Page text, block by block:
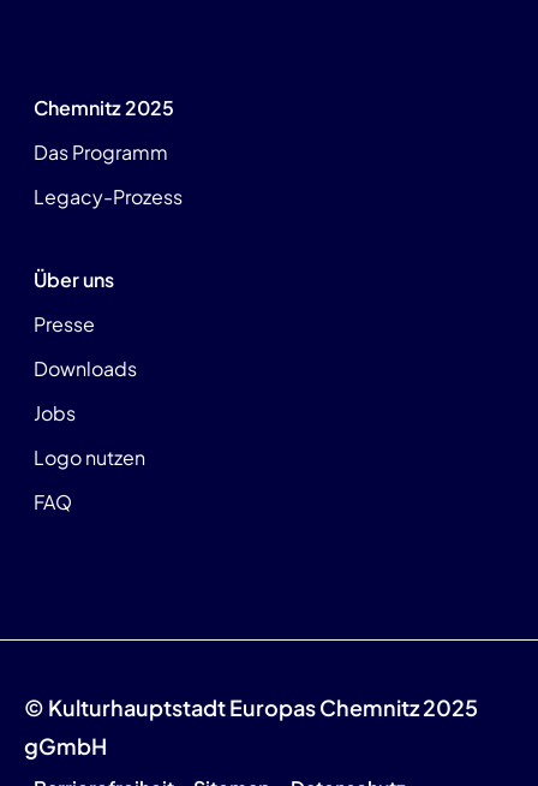
Chemnitz 2025
Das Programm
Legacy-Prozess
Über uns
Presse
Downloads
Jobs
Logo nutzen
FAQ
© Kulturhauptstadt Europas Chemnitz 2025
gGmbH